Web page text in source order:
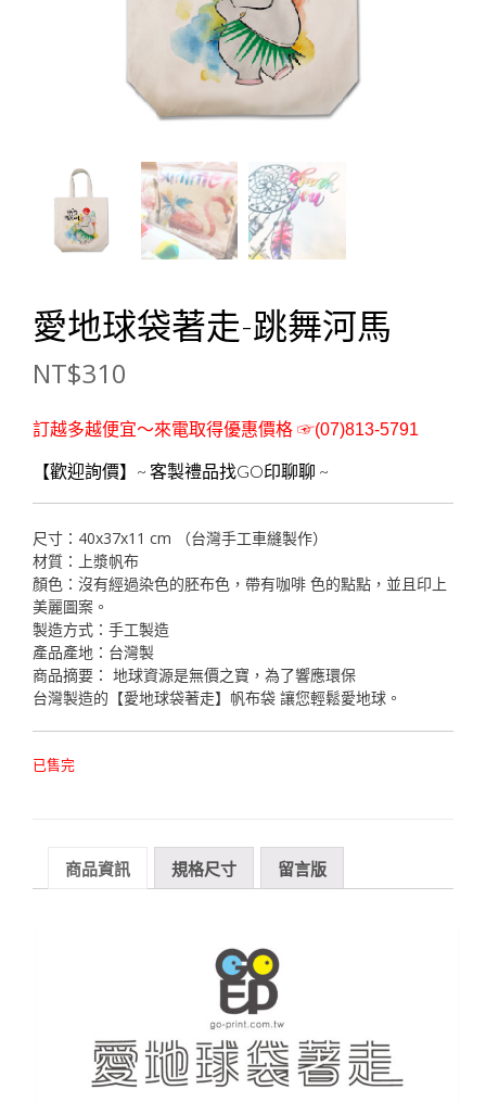
愛地球袋著走-跳舞河馬
NT$310
訂越多越便宜～來電取得優惠價格 ☞(07)813-5791
【歡迎詢價】~ 客製禮品找GO印聊聊 ~
尺寸：40x37x11 cm （台灣手工車縫製作）
材質：上漿帆布
顏色：沒有經過染色的胚布色，帶有咖啡 色的點點，並且印上
美麗圖案。
製造方式：手工製造
產品產地：台灣製
商品摘要： 地球資源是無價之寶，為了響應環保
台灣製造的【愛地球袋著走】帆布袋 讓您輕鬆愛地球。
已售完
商品資訊 規格尺寸 留言版